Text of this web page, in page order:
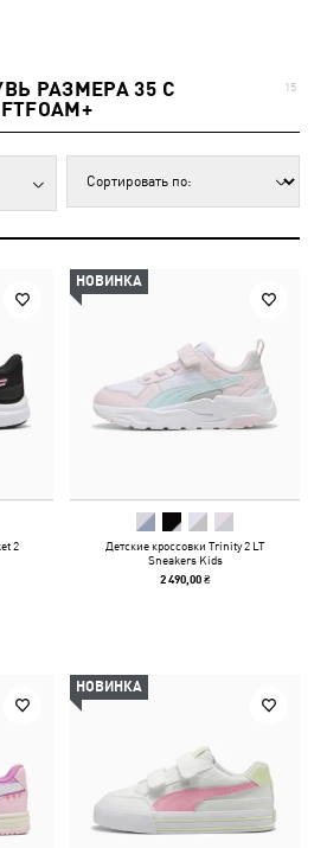
РАЗМЕРА 35 С
15
2
НОВИНКА
Детские кроссовки Trinity 2 LT
Sneakers Kids
2 490,00 ₴
НОВИНКА